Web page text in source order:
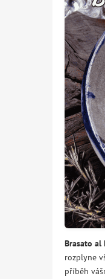
Brasato al
rozplyne
příběh